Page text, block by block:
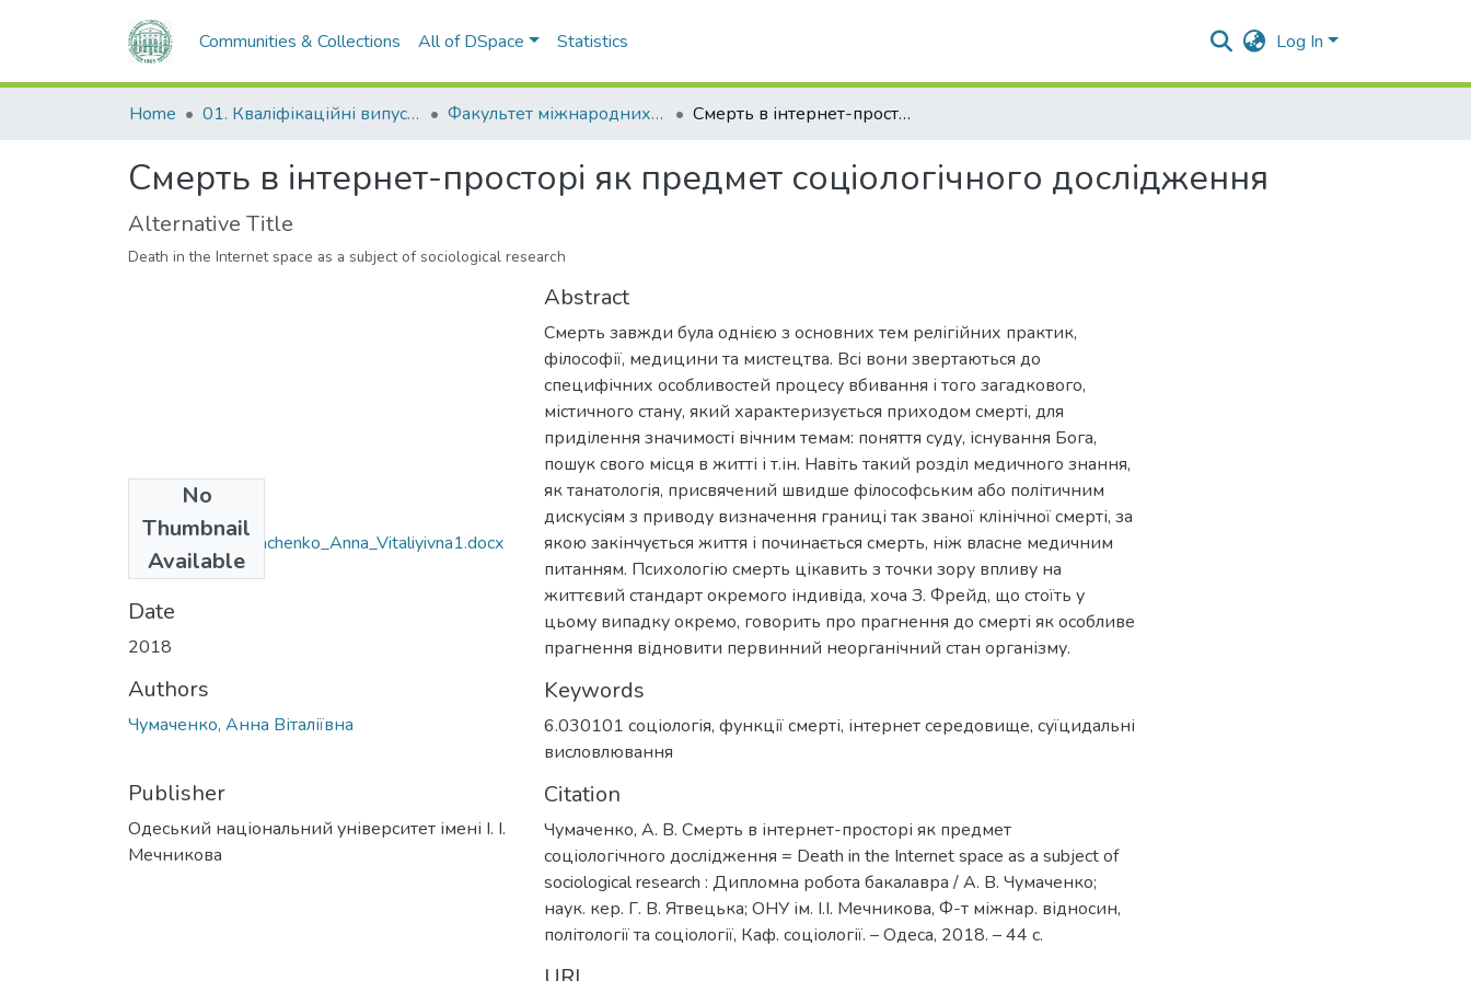
Communities & Collections All of DSpace Statistics Log In
Home 01. Кваліфікаційні випускні роботи здобувачів вищої освіти Факультет міжнародних відносин, політології та соціології Смерть в інтернет-просторі як предмет соціологічного дослідження
Смерть в інтернет-просторі як предмет соціологічного дослідження
Alternative Title
Death in the Internet space as a subject of sociological research
No
Thumbnail
Available
6.030101_Chumachenko_Anna_Vitaliyivna1.docx
(30.13 KB)
Date
2018
Authors
Чумаченко, Анна Віталіївна
Publisher
Одеський національний університет імені І. І.
Мечникова
Abstract
Смерть завжди була однією з основних тем релігійних практик,
філософії, медицини та мистецтва. Всі вони звертаються до
специфічних особливостей процесу вбивання і того загадкового,
містичного стану, який характеризується приходом смерті, для
приділення значимості вічним темам: поняття суду, існування Бога,
пошук свого місця в житті і т.ін. Навіть такий розділ медичного знання,
як танатологія, присвячений швидше філософським або політичним
дискусіям з приводу визначення границі так званої клінічної смерті, за
якою закінчується життя і починається смерть, ніж власне медичним
питанням. Психологію смерть цікавить з точки зору впливу на
життєвий стандарт окремого індивіда, хоча З. Фрейд, що стоїть у
цьому випадку окремо, говорить про прагнення до смерті як особливе
прагнення відновити первинний неорганічний стан організму.
Keywords
6.030101 соціологія, функції смерті, інтернет середовище, суїцидальні
висловлювання
Citation
Чумаченко, А. В. Смерть в інтернет-просторі як предмет
соціологічного дослідження = Death in the Internet space as a subject of
sociological research : Дипломна робота бакалавра / А. В. Чумаченко;
наук. кер. Г. В. Ятвецька; ОНУ ім. І.І. Мечникова, Ф-т міжнар. відносин,
політології та соціології, Каф. соціології. – Одеса, 2018. – 44 с.